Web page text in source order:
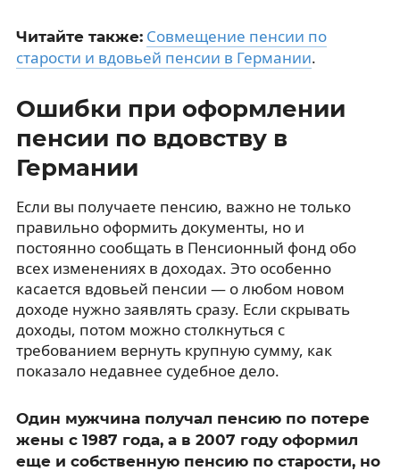
Читайте также: Совмещение пенсии по
старости и вдовьей пенсии в Германии.
Ошибки при оформлении
пенсии по вдовству в
Германии
Если вы получаете пенсию, важно не только
правильно оформить документы, но и
постоянно сообщать в Пенсионный фонд обо
всех изменениях в доходах. Это особенно
касается вдовьей пенсии — о любом новом
доходе нужно заявлять сразу. Если скрывать
доходы, потом можно столкнуться с
требованием вернуть крупную сумму, как
показало недавнее судебное дело.
Один мужчина получал пенсию по потере
жены с 1987 года, а в 2007 году оформил
еще и собственную пенсию по старости, но